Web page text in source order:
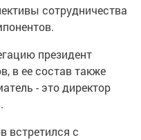
сотрудничества
президент
в ее состав также
- это директор
встретился с